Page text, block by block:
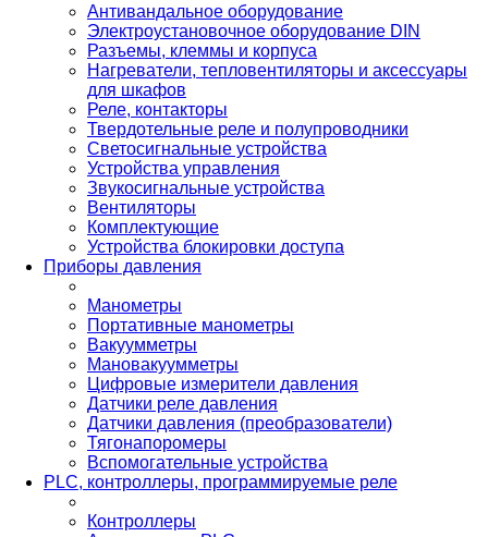
Антивандальное оборудование
Электроустановочное оборудование DIN
Разъемы, клеммы и корпуса
Нагреватели, тепловентиляторы и аксессуары
для шкафов
Реле, контакторы
Твердотельные реле и полупроводники
Светосигнальные устройства
Устройства управления
Звукосигнальные устройства
Вентиляторы
Комплектующие
Устройства блокировки доступа
Приборы давления
Манометры
Портативные манометры
Вакуумметры
Мановакуумметры
Цифровые измерители давления
Датчики реле давления
Датчики давления (преобразователи)
Тягонапоромеры
Вспомогательные устройства
PLС, контроллеры, программируемые реле
Контроллеры